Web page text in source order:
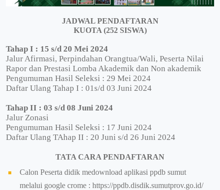
JADWAL PENDAFTARAN
KUOTA (252 SISWA)
Tahap I : 15 s/d 20 Mei 2024
Jalur Afirmasi, Perpindahan Orangtua/Wali, Peserta Nilai
Rapor dan Prestasi Lomba Akademik dan Non akademik
Pengumuman Hasil Seleksi : 29 Mei 2024
Daftar Ulang Tahap I : 01s/d 03 Juni 2024
Tahap II : 03 s/d 08 Juni 2024
Jalur Zonasi
Pengumuman Hasil Seleksi : 17 Juni 2024
Daftar Ulang TAhap II : 20 Juni s/d 26 Juni 2024
TATA CARA PENDAFTARAN
Calon Peserta didik medownload aplikasi ppdb sumut
melalui google crome : https://ppdb.disdik.sumutprov.go.id/